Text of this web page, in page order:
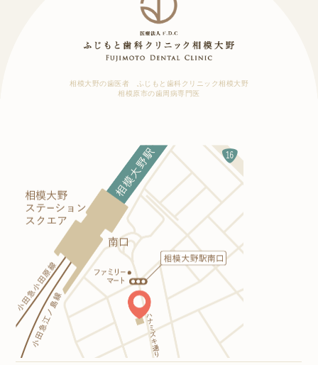
相模大野の歯医者 ふじもと歯科クリニック相模大野
相模原市の歯周病専門医